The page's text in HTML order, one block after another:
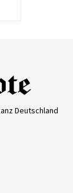
Deutschland